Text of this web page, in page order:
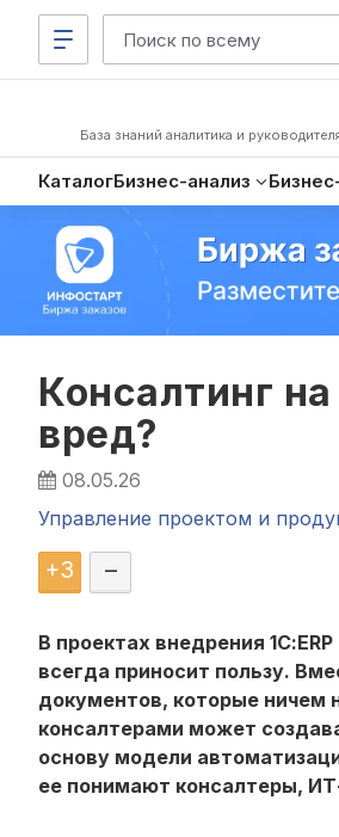
База знаний аналитика и
КаталогБизнес-анализ
Консалтинг
вред?
08.05.26
Управление проектом и
+3 –
В проектах внедрения
всегда приносит пользу.
документов, которые ничем
консалтерами может
основу модели
ее понимают консалтеры,